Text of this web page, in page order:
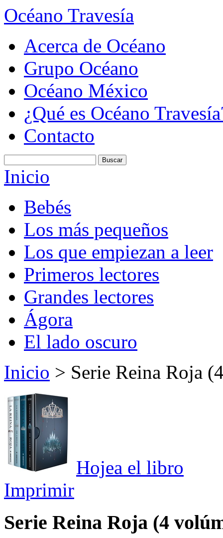
Océano Travesía
Acerca de Océano
Grupo Océano
Océano México
¿Qué es Océano
Contacto
Inicio
Bebés
Los más pequeños
Los que empiezan a leer
Primeros lectores
Grandes lectores
Ágora
El lado oscuro
Inicio > Serie Reina Roja
Hojea el libro
Imprimir
Serie Reina Roja (4